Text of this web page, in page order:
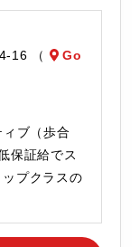
16 （
Go
ブ（歩合
保証給でス
プクラスの